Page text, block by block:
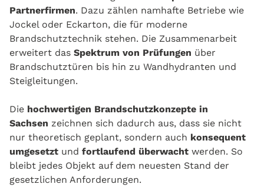
Partnerfirmen. Dazu zählen namhafte Betriebe wie
Jockel oder Eckarton, die für moderne
Brandschutztechnik stehen. Die Zusammenarbeit
erweitert das Spektrum von Prüfungen über
Brandschutztüren bis hin zu Wandhydranten und
Steigleitungen.
Die hochwertigen Brandschutzkonzepte in
Sachsen zeichnen sich dadurch aus, dass sie nicht
nur theoretisch geplant, sondern auch konsequent
umgesetzt und fortlaufend überwacht werden. So
bleibt jedes Objekt auf dem neuesten Stand der
gesetzlichen Anforderungen.